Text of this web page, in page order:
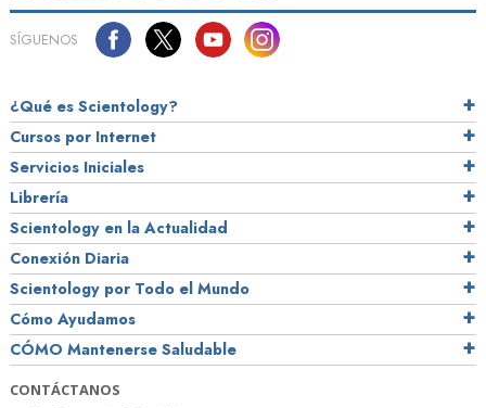
SÍGUENOS
¿Qué es Scientology?
Cursos por Internet
Servicios Iniciales
Librería
Scientology en la Actualidad
Conexión Diaria
Scientology por Todo el Mundo
Cómo Ayudamos
CÓMO Mantenerse Saludable
CONTÁCTANOS